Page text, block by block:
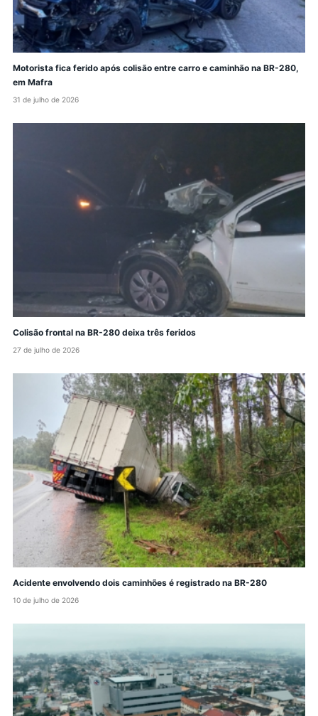
Motorista fica ferido após colisão entre carro e caminhão na BR-280,
em Mafra
31 de julho de 2026
Colisão frontal na BR-280 deixa três feridos
27 de julho de 2026
Acidente envolvendo dois caminhões é registrado na BR-280
10 de julho de 2026